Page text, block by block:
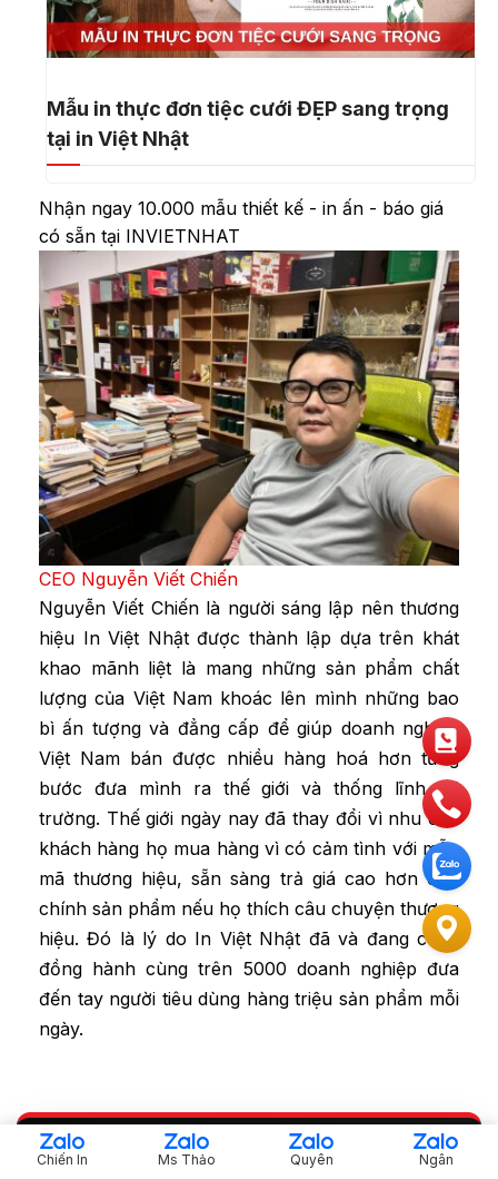
Mẫu in thực đơn tiệc cưới ĐẸP sang trọng
tại in Việt Nhật
Nhận ngay 10.000 mẫu thiết kế - in ấn - báo giá
có sẵn tại INVIETNHAT
CEO Nguyễn Viết Chiến
Nguyễn Viết Chiến là người sáng lập nên thương
hiệu In Việt Nhật được thành lập dựa trên khát
khao mãnh liệt là mang những sản phẩm chất
lượng của Việt Nam khoác lên mình những bao
bì ấn tượng và đẳng cấp để giúp doanh nghiệp
Việt Nam bán được nhiều hàng hoá hơn từng
bước đưa mình ra thế giới và thống lĩnh thị
trường. Thế giới ngày nay đã thay đổi vì nhu cầu
khách hàng họ mua hàng vì có cảm tình với mẫu
mã thương hiệu, sẵn sàng trả giá cao hơn cho
chính sản phẩm nếu họ thích câu chuyện thương
hiệu. Đó là lý do In Việt Nhật đã và đang cùng
đồng hành cùng trên 5000 doanh nghiệp đưa
đến tay người tiêu dùng hàng triệu sản phẩm mỗi
ngày.
CẦN NHẬN BÁO GIÁ NHANH?
Chiến In Ms Thảo Quyên Ngân